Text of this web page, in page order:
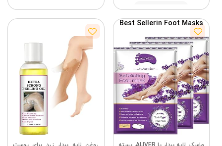
مشاهده
Best Sellerin Foot Masks